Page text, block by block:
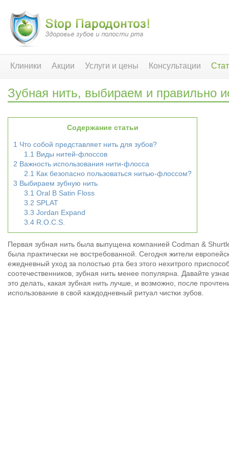
Клиники Акции Услуги и цены Консультации
Зубная нить, выбираем и правильно
Содержание статьи
1 Что собой представляет нить для зубов?
1.1 Виды нитей-флоссов
2 Важность использования нити-флосса
2.1 Как безопасно пользоваться нитью-флоссом?
3 Выбираем зубную нить
3.1 Oral B Satin Floss
3.2 SPLAT
3.3 Jordan Expand
3.4 R.O.C.S.
Первая зубная нить была выпущена компанией Codman &
была практически не востребованной. Сегодня жители
ежедневный уход за полостью рта без этого нехитрого
соотечественников, зубная нить менее популярна. Давайте
это делать, какая зубная нить лучше, и возможно, после
использование в свой каждодневный ритуал чистки зубов.